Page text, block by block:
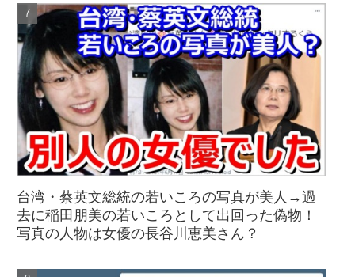
台湾・蔡英文総統の若いころの写真が美人→過
去に稲田朋美の若いころとして出回った偽物！
写真の人物は女優の長谷川恵美さん？